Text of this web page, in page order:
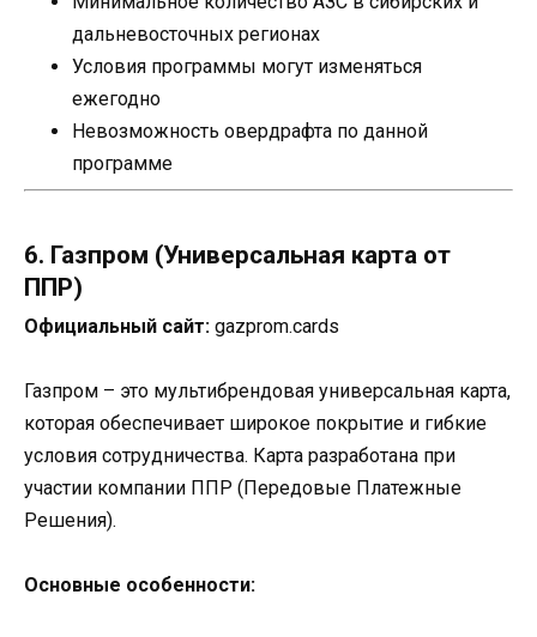
дальневосточных регионах
Условия программы могут изменяться
ежегодно
Невозможность овердрафта по данной
программе
6. Газпром (Универсальная карта от
ППР)
Официальный сайт: gazprom.cards
Газпром – это мультибрендовая универсальная карта,
которая обеспечивает широкое покрытие и гибкие
условия сотрудничества. Карта разработана при
участии компании ППР (Передовые Платежные
Решения).
Основные особенности: